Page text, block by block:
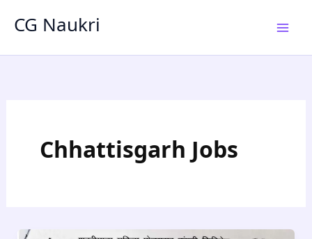
CG Naukri
Chhattisgarh Jobs